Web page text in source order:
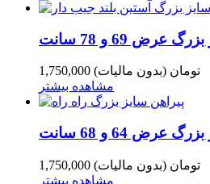
عرض 69 و 78 سانت
1,750,000 تومان (بدون مالیات)
مشاهده بیشتر
عرض 64 و 68 سانت
1,750,000 تومان (بدون مالیات)
مشاهده بیشتر